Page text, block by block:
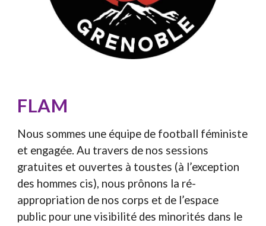
FLAM
Nous sommes une équipe de football féministe
et engagée. Au travers de nos sessions
gratuites et ouvertes à toustes (à l’exception
des hommes cis), nous prônons la ré-
appropriation de nos corps et de l’espace
public pour une visibilité des minorités dans le